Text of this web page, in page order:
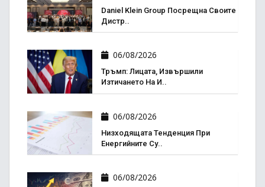
Daniel Klein Group Посрещна Своите
Дистр..
06/08/2026
Тръмп: Лицата, Извършили
Изтичането На И..
06/08/2026
Низходящата Тенденция При
Енергийните Су..
06/08/2026